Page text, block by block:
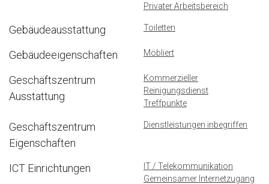
Privater Arbeitsbereich
Gebäudeausstattung Toiletten
Gebäudeeigenschaften Möbliert
Geschäftszentrum
Ausstattung
Kommerzieller
Reinigungsdienst
Treffpunkte
Geschäftszentrum
Eigenschaften
Dienstleistungen inbegriffen
ICT Einrichtungen
IT / Telekommunikation
Gemeinsamer Internetzugang